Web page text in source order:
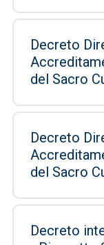
Decreto
del Sacro
Decreto
del Sacro
Decreto